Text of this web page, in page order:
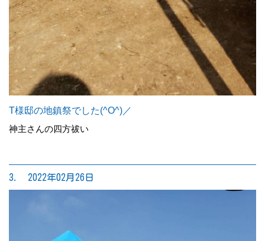
T様邸の地鎮祭でした(^O^)／
神主さんの四方祓い
3. 2022年02月26日